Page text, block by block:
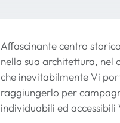
Affascinante centro
nella sua architettura, nel
che inevitabilmente Vi
raggiungerlo per
individuabili ed